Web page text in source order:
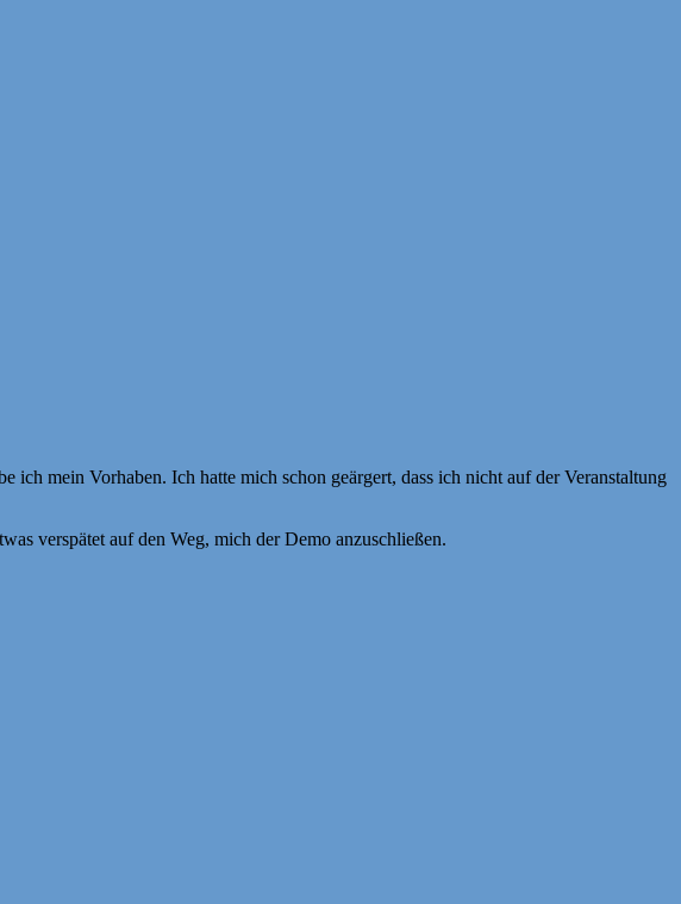
mein Vorhaben. Ich hatte mich schon geärgert, dass ich nicht auf der Veranstaltung
verspätet auf den Weg, mich der Demo anzuschließen.